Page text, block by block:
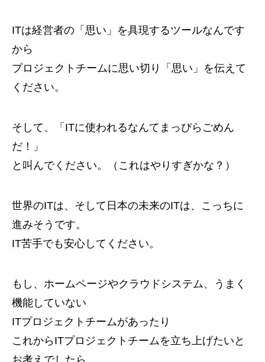
ITは経営者の「思い」を具現するツールなんです
から
プロジェクトチームに思い切り「思い」を伝えて
ください。
そして、「ITに使われるなんてまっぴらごめん
だ！」
と叫んでください。（これはやりすぎかな？）
世界のITは、そして日本の未来のITは、こっちに
進みそうです。
IT苦手でも安心してください。
もし、ホームページやクラウドシステム、うまく
機能していない
ITプロジェクトチームがあったり
これからITプロジェクトチームを立ち上げたいと
お考えでしたら